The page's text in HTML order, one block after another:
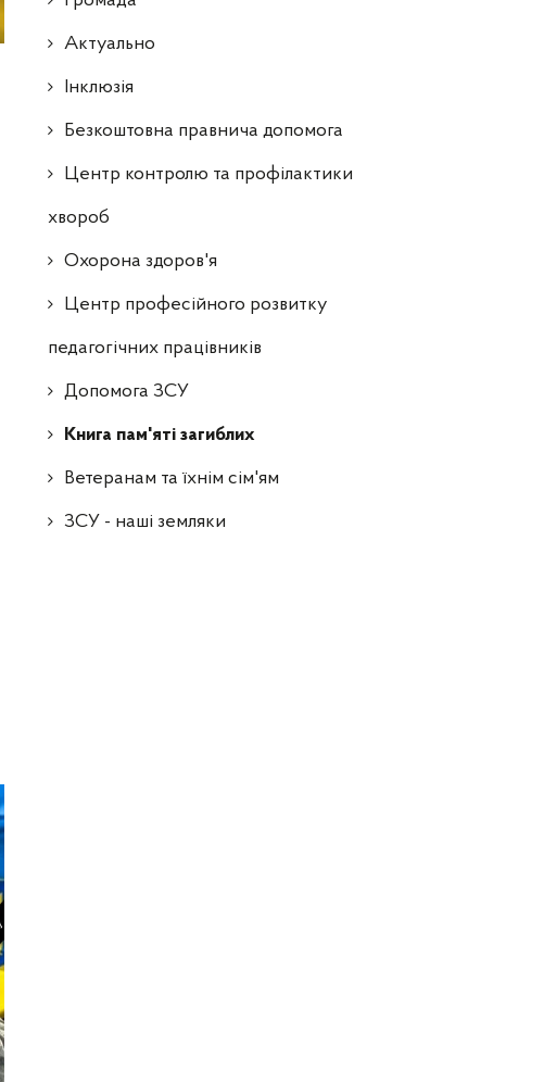
Актуально
Інклюзія
Безкоштовна правнича допомога
Центр контролю та профілактики
хвороб
Охорона здоров'я
Центр професійного розвитку
педагогічних працівників
Допомога ЗСУ
Книга пам'яті загиблих
Ветеранам та їхнім сім'ям
ЗСУ - наші земляки